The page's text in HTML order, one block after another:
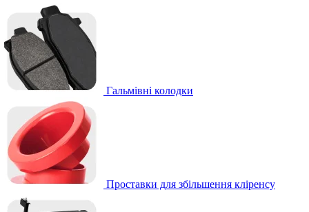
Гальмівні колодки
Проставки для збільшення кліренсу